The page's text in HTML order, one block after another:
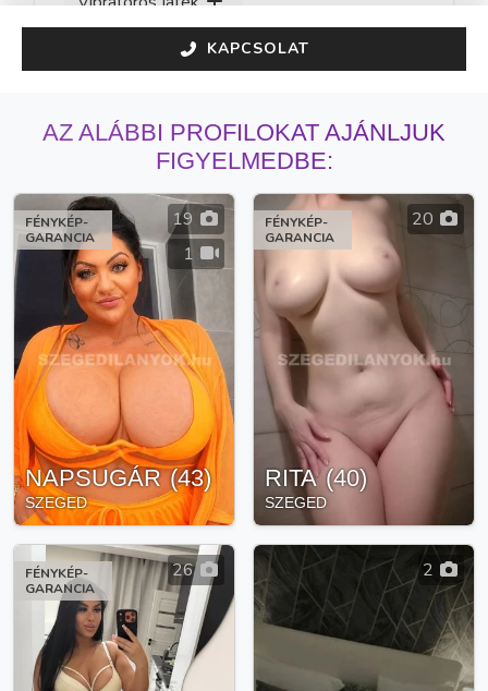
KAPCSOLAT
AZ ALÁBBI PROFILOKAT AJÁNLJUK
FIGYELMEDBE:
FÉNYKÉP-
GARANCIA
19
1
NAPSUGÁR (43)
SZEGED
FÉNYKÉP-
GARANCIA
20
RITA (40)
SZEGED
FÉNYKÉP-
GARANCIA
26 2